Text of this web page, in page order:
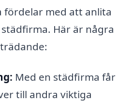
fördelar med att anlita
Här är några
Med en städfirma får
till andra viktiga